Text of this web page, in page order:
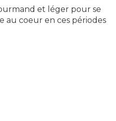
et léger pour se
au coeur en ces périodes